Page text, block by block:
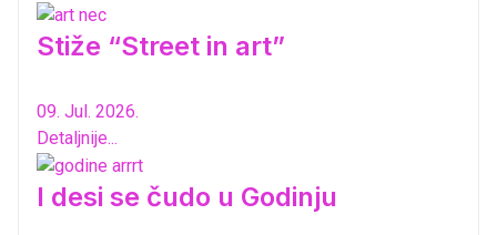
Stiže “Street in art”
09. Jul. 2026.
Detaljnije...
I desi se čudo u Godinju